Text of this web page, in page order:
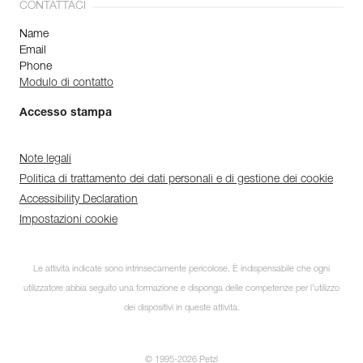
CONTATTACI
Name
Email
Phone
Modulo di contatto
Accesso stampa
Note legali
Politica di trattamento dei dati personali e di gestione dei cookie
Accessibility Declaration
Impostazioni cookie
Le attività indicate sono intrinsecamente pericolose. È indispensabile che ogni
utilizzatore abbia seguito una formazione e disponga delle competenze per l’utilizzo
dei dispositivi in queste attività.
© 1995-2026 Petzl